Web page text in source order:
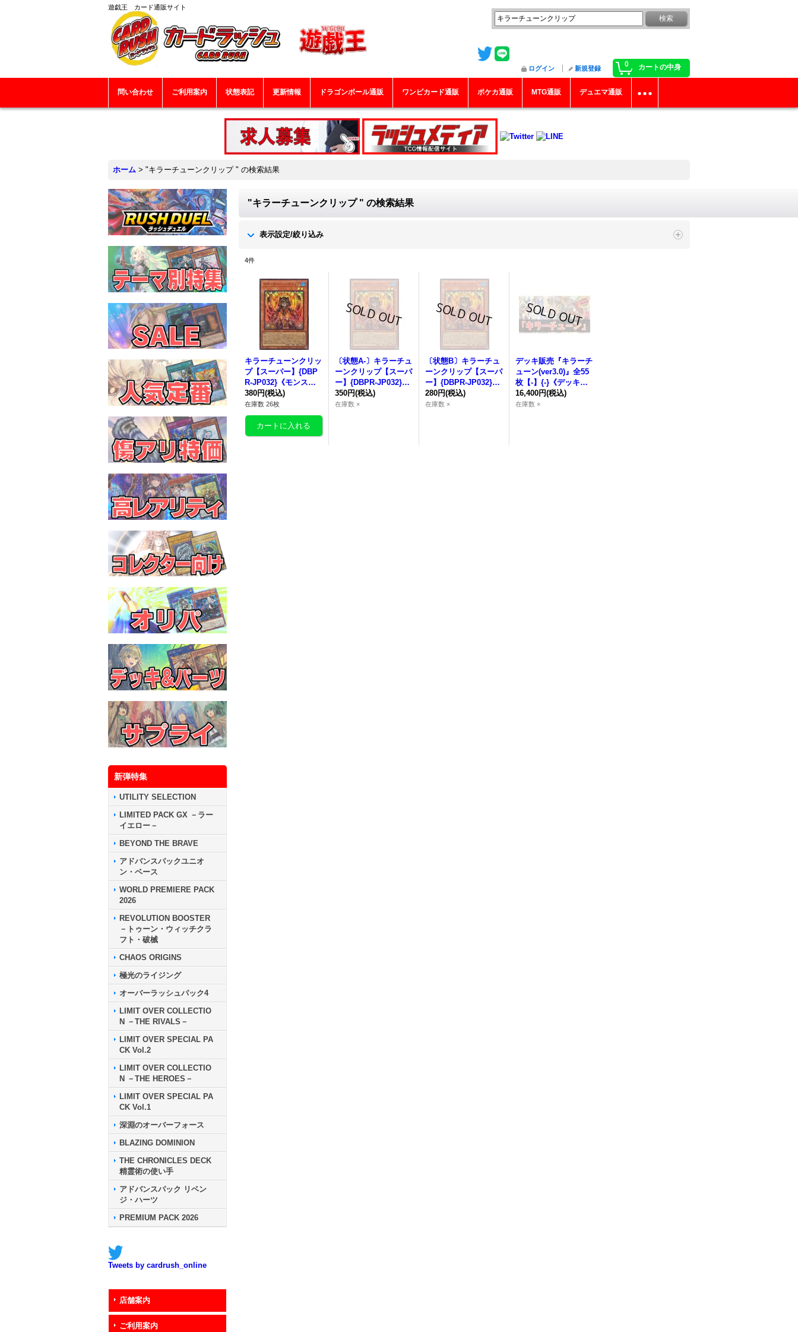
遊戯王 カード通販サイト
0 カートの中身
ログイン 新規登録
問い合わせ ご利用案内 状態表記 更新情報 ドラゴンボール通販 ワンピカード通販 ポケカ通販 MTG通販 デュエマ通販
ホーム > "キラーチューンクリップ " の検索結果
新弾特集
UTILITY SELECTION
LIMITED PACK GX －ラー
イエロー－
BEYOND THE BRAVE
アドバンスパックユニオ
ン・ベース
WORLD PREMIERE PACK
2026
REVOLUTION BOOSTER
－トゥーン・ウィッチクラ
フト・破械
CHAOS ORIGINS
極光のライジング
オーバーラッシュパック4
LIMIT OVER COLLECTIO
N －THE RIVALS－
LIMIT OVER SPECIAL PA
CK Vol.2
LIMIT OVER COLLECTIO
N －THE HEROES－
LIMIT OVER SPECIAL PA
CK Vol.1
深淵のオーバーフォース
BLAZING DOMINION
THE CHRONICLES DECK
精霊術の使い手
アドバンスパック リベン
ジ・ハーツ
PREMIUM PACK 2026
Tweets by cardrush_online
店舗案内
ご利用案内
"キラーチューンクリップ " の検索結果
表示設定/絞り込み
4件
キラーチューンクリッ
プ【スーパー】{DBP
R-JP032}《モンスタ
ー》
380円(税込)
在庫数 26枚
〔状態A-〕 キラーチュ
ーンクリップ【スーパ
ー】{DBPR-JP032}
《モンスター》
350円(税込)
在庫数 ×
〔状態B〕 キラーチュ
ーンクリップ【スーパ
ー】{DBPR-JP032}
《モンスター》
280円(税込)
在庫数 ×
デッキ販売『キラーチ
ューン(ver3.0)』全55
枚【-】{-}《デッキ販
売》
16,400円(税込)
在庫数 ×